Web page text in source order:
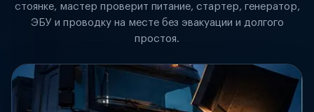
стоянке, мастер проверит питание, стартер, генератор,
ЭБУ и проводку на месте без эвакуации и долгого
простоя.